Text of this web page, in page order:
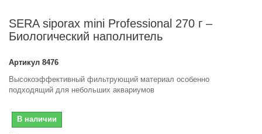
SERA siporax mini Professional 270 г –
Биологический наполнитель
Артикул 8476
Высокоэффективный фильтрующий материал особенно
подходящий для небольших аквариумов
В наличии